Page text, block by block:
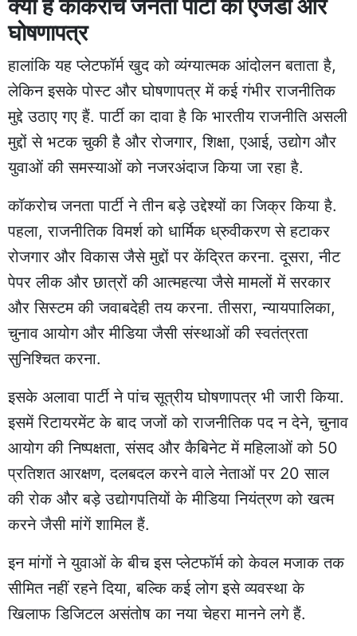
क्या है कॉकरोच जनता पार्टी का एजेंडा और
घोषणापत्र
हालांकि यह प्लेटफॉर्म खुद को व्यंग्यात्मक आंदोलन बताता है,
लेकिन इसके पोस्ट और घोषणापत्र में कई गंभीर राजनीतिक
मुद्दे उठाए गए हैं. पार्टी का दावा है कि भारतीय राजनीति असली
मुद्दों से भटक चुकी है और रोजगार, शिक्षा, एआई, उद्योग और
युवाओं की समस्याओं को नजरअंदाज किया जा रहा है.
कॉकरोच जनता पार्टी ने तीन बड़े उद्देश्यों का जिक्र किया है.
पहला, राजनीतिक विमर्श को धार्मिक ध्रुवीकरण से हटाकर
रोजगार और विकास जैसे मुद्दों पर केंद्रित करना. दूसरा, नीट
पेपर लीक और छात्रों की आत्महत्या जैसे मामलों में सरकार
और सिस्टम की जवाबदेही तय करना. तीसरा, न्यायपालिका,
चुनाव आयोग और मीडिया जैसी संस्थाओं की स्वतंत्रता
सुनिश्चित करना.
इसके अलावा पार्टी ने पांच सूत्रीय घोषणापत्र भी जारी किया.
इसमें रिटायरमेंट के बाद जजों को राजनीतिक पद न देने, चुनाव
आयोग की निष्पक्षता, संसद और कैबिनेट में महिलाओं को 50
प्रतिशत आरक्षण, दलबदल करने वाले नेताओं पर 20 साल
की रोक और बड़े उद्योगपतियों के मीडिया नियंत्रण को खत्म
करने जैसी मांगें शामिल हैं.
इन मांगों ने युवाओं के बीच इस प्लेटफॉर्म को केवल मजाक तक
सीमित नहीं रहने दिया, बल्कि कई लोग इसे व्यवस्था के
खिलाफ डिजिटल असंतोष का नया चेहरा मानने लगे हैं.